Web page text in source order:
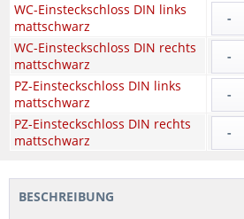
WC-Einsteckschloss DIN links
mattschwarz
-
WC-Einsteckschloss DIN rechts
mattschwarz
-
PZ-Einsteckschloss DIN links
mattschwarz
-
PZ-Einsteckschloss DIN rechts
mattschwarz
-
BESCHREIBUNG